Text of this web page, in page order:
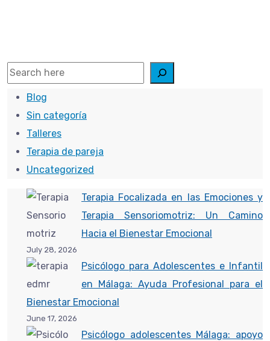
Read More
Search
Blog
Sin categoría
Talleres
Terapia de pareja
Uncategorized
Terapia Focalizada en las Emociones y
Terapia Sensoriomotriz: Un Camino
Hacia el Bienestar Emocional
July 28, 2026
Psicólogo para Adolescentes e Infantil
en Málaga: Ayuda Profesional para el
Bienestar Emocional
June 17, 2026
Psicólogo adolescentes Málaga: apoyo